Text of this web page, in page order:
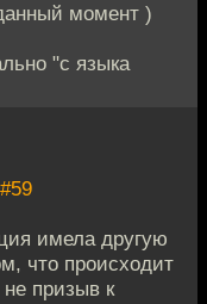
момент )
"с языка
#59
имела другую
что происходит
призыв к